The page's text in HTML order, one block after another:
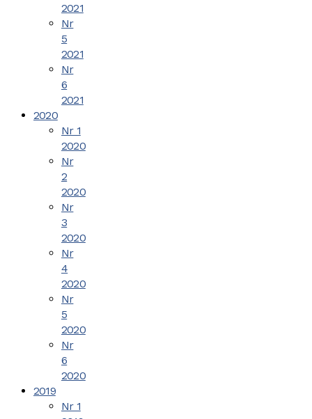
2021
Nr
5
2021
Nr
6
2021
2020
Nr 1
2020
Nr
2
2020
Nr
3
2020
Nr
4
2020
Nr
5
2020
Nr
6
2020
2019
Nr 1